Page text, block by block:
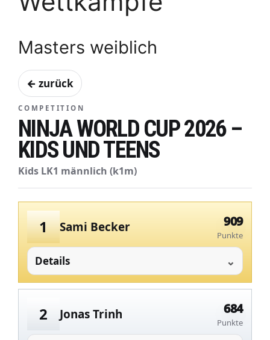
Masters weiblich
← zurück
COMPETITION
NINJA WORLD CUP 2026 –
KIDS UND TEENS
Kids LK1 männlich (k1m)
1 Sami Becker 909
Punkte
Details
2 Jonas Trinh 684
Punkte